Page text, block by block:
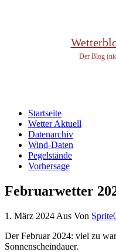
Der Blog
Startseite
Wetter Aktuell
Datenarchiv
Wind-Daten
Pegelstände
Vorhersage
Februarwetter
1. März 2024 Aus Von
Der Februar 2024: viel zu
Sonnenscheindauer.